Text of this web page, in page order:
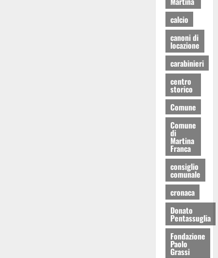
calcio
canoni di
locazione
carabinieri
centro
storico
Comune
Comune
di
Martina
Franca
consiglio
comunale
cronaca
Donato
Pentassuglia
Fondazione
Paolo
Grassi